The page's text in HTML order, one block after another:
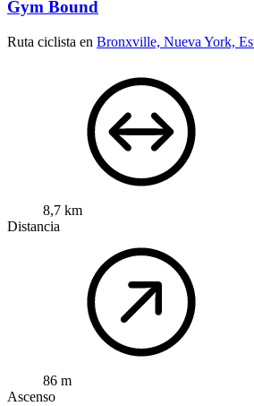
Gym Bound
Ruta ciclista en Bronxville, Nueva York,
8,7 km
Distancia
86 m
Ascenso